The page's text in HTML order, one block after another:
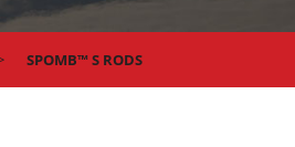
SPOMB™ S RODS